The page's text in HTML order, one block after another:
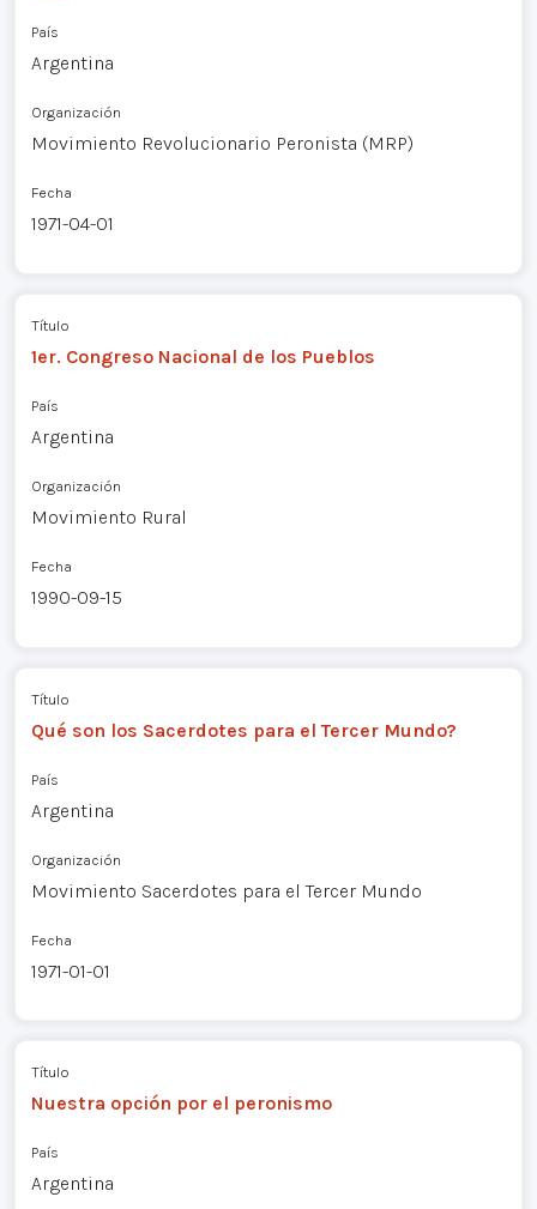
País
Argentina
Organización
Movimiento Revolucionario Peronista (MRP)
Fecha
1971-04-01
Título
1er. Congreso Nacional de los Pueblos
País
Argentina
Organización
Movimiento Rural
Fecha
1990-09-15
Título
Qué son los Sacerdotes para el Tercer Mundo?
País
Argentina
Organización
Movimiento Sacerdotes para el Tercer Mundo
Fecha
1971-01-01
Título
Nuestra opción por el peronismo
País
Argentina